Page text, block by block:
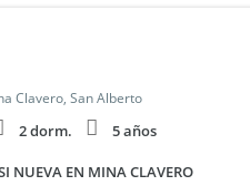
Clavero, San Alberto
2 dorm. 5 años
NUEVA EN MINA CLAVERO